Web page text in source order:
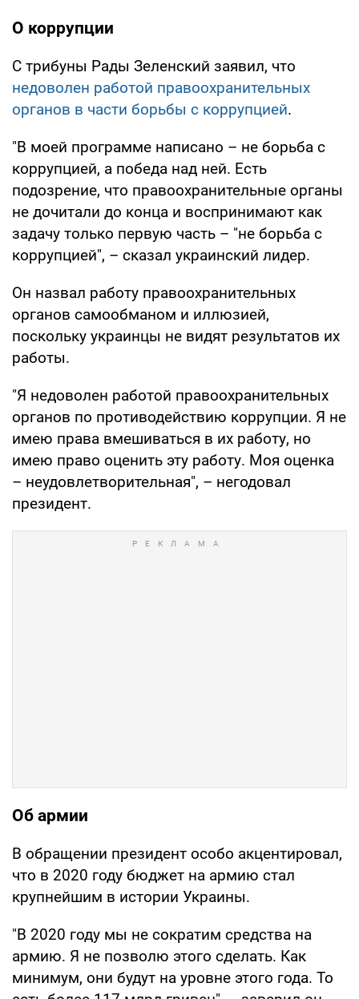
О коррупции
С трибуны Рады Зеленский заявил, что
недоволен работой правоохранительных
органов в части борьбы с коррупцией.
"В моей программе написано – не борьба с
коррупцией, а победа над ней. Есть
подозрение, что правоохранительные органы
не дочитали до конца и воспринимают как
задачу только первую часть – "не борьба с
коррупцией", – сказал украинский лидер.
Он назвал работу правоохранительных
органов самообманом и иллюзией,
поскольку украинцы не видят результатов их
работы.
"Я недоволен работой правоохранительных
органов по противодействию коррупции. Я не
имею права вмешиваться в их работу, но
имею право оценить эту работу. Моя оценка
– неудовлетворительная", – негодовал
президент.
Об армии
В обращении президент особо акцентировал,
что в 2020 году бюджет на армию стал
крупнейшим в истории Украины.
"В 2020 году мы не сократим средства на
армию. Я не позволю этого сделать. Как
минимум, они будут на уровне этого года. То